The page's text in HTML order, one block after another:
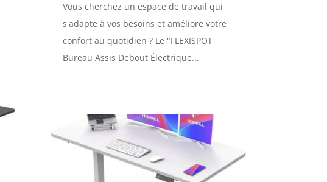
Vous cherchez un espace de travail qui
s'adapte à vos besoins et améliore votre
confort au quotidien ? Le "FLEXISPOT
Bureau Assis Debout Électrique...